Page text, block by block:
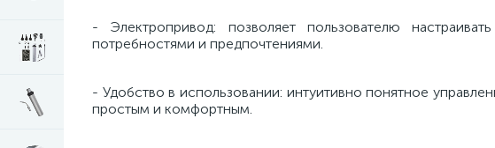
- Электропривод: позволяет пользователю
потребностями и предпочтениями.
- Удобство в использовании: интуитивно понятное
простым и комфортным.